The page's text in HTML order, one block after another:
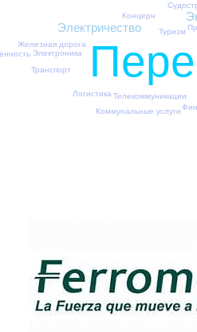
Электричество
Телекоммуникации
Туризм
Железная дорога
Электроника
Транспорт
Коммунальные услуги
Логистика
Концерн